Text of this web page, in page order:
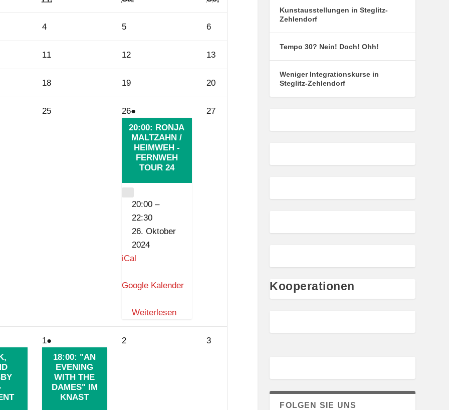
44.
Oktober
2024
55.
Oktober
2024
66.
Oktober
2024
11
Oktober
2024
1212.
Oktober
2024
1313.
Oktober
2024
1818.
Oktober
2024
1919.
Oktober
2024
2020.
Oktober
2024
2525.
2626.
Oktober
2024
●(1
Veranstaltung)
20:00: RONJA
MALTZAHN /
HEIMWEH -
FERNWEH
TOUR 24
CLOSE
20:00 –
22:30
26. Oktober
2024
iCal
Google Kalender
Weiterlesen
2727.
11.
November
2024
●(1
Veranstaltung)
18:00: "AN
EVENING
WITH THE
DAMES" IM
KNAST
22.
33.
Kunstausstellungen in Steglitz-
Zehlendorf
Tempo 30? Nein! Doch! Ohh!
Weniger Integrationskurse in
Steglitz-Zehlendorf
Kooperationen
FOLGEN SIE UNS